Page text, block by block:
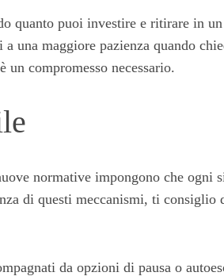
quanto puoi investire e ritirare in
una maggiore pazienza quando
compromesso necessario.
normative impongono che ogni
di questi meccanismi, ti consiglio
da opzioni di pausa o